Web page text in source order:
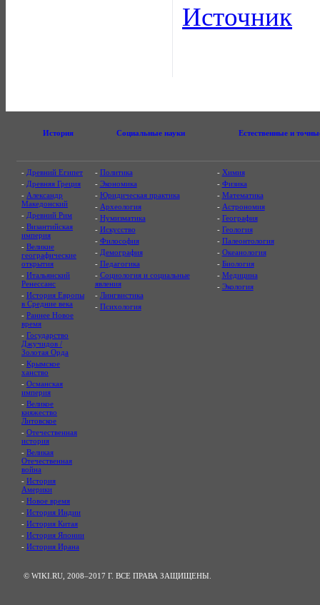
Источник
История Социальные науки Естественные и
- Древний Египет
- Древняя Греция
- Александр
Македонский
- Древний Рим
- Византийская
империя
- Великие
географические
открытия
- Итальянский
Ренессанс
- История Европы
в Средние века
- Раннее Новое
время
- Государство
Джучидов /
Золотая Орда
- Крымское
ханство
- Османская
империя
- Великое
княжество
Литовское
- Отечественная
история
- Великая
Отечественная
война
- История
Америки
- Новое время
- История Индии
- История Китая
- История Японии
- История Ирана
- Политика
- Экономика
- Юридическая практика
- Археология
- Нумизматика
- Искусство
- Философия
- Демография
- Педагогика
- Социология и социальные
явления
- Лингвистика
- Психология
- Химия
- Физика
- Математика
- Астрономия
- География
- Геология
- Палеонтология
- Океанология
- Биология
- Медицина
- Экология
© WIKI.RU, 2008–2017 Г. ВСЕ ПРАВА ЗАЩИЩЕНЫ.